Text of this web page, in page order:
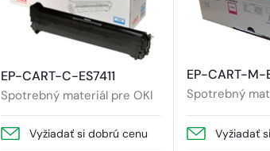
EP-CART-C-ES7411
Spotrebný materiál pre OKI
Vyžiadať si dobrú cenu
EP-CART-M-
Spotrebný
Vyžiadať